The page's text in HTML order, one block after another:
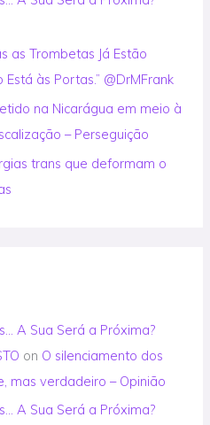
as Trombetas Já Estão
às Portas.” @DrMFrank
na Nicarágua em meio à
– Perseguição
trans que deformam o
A Sua Será a Próxima?
on O silenciamento dos
mas verdadeiro – Opinião
A Sua Será a Próxima?